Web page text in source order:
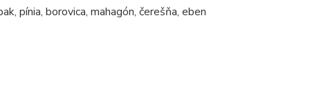
pínia, borovica, mahagón, čerešňa, eben